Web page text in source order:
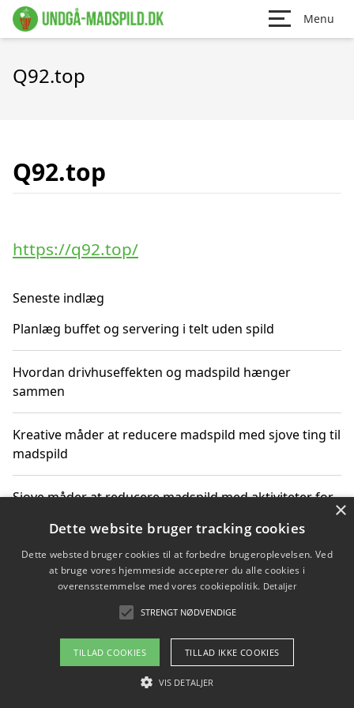
Menu
Q92.top
Q92.top
https://q92.top/
Seneste indlæg
Planlæg buffet og servering i telt uden spild
Hvordan drivhuseffekten og madspild hænger
sammen
Kreative måder at reducere madspild med sjove ting til
madspild
Sjove måder at reducere madspild med aktiviteter for
Hvor finder jeg nemme måltidskasser i Vejle
Om / kontakt
Blog Betingelser
×
Dette website bruger tracking cookies
Dette websted bruger cookies til at forbedre brugeroplevelsen. Ved
at bruge vores hjemmeside accepterer du alle cookies i
overensstemmelse med vores cookiepolitik. Detaljer
STRENGT NØDVENDIGE
TILLAD COOKIES TILLAD IKKE COOKIES
VIS DETALJER